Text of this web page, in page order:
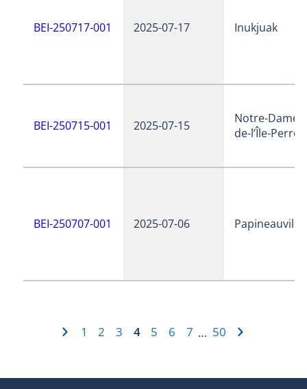
BEI-250717-001 2025-07-17 Inukjuak
BEI-250715-001 2025-07-15
Notre-Dame-
de-l’Île-Perrot
BEI-250707-001 2025-07-06 Papineauville
1 2 3 4 5 6 7 … 50